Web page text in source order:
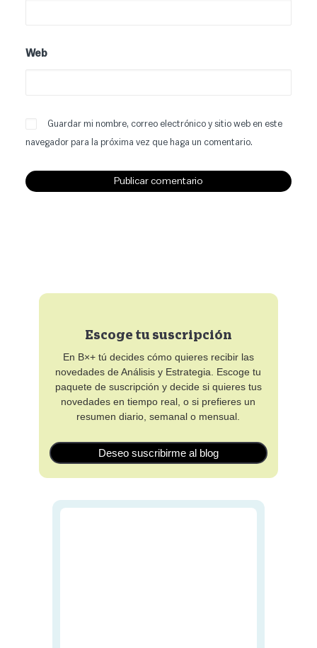
Web
Guardar mi nombre, correo electrónico y sitio web en este
navegador para la próxima vez que haga un comentario.
Escoge tu suscripción
En B×+ tú decides cómo quieres recibir las
novedades de Análisis y Estrategia. Escoge tu
paquete de suscripción y decide si quieres tus
novedades en tiempo real, o si prefieres un
resumen diario, semanal o mensual.
Deseo suscribirme al blog